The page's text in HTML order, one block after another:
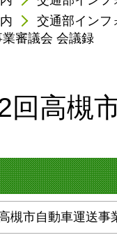
交通部インフ
審議会 会議録
高槻
槻市自動車運送事